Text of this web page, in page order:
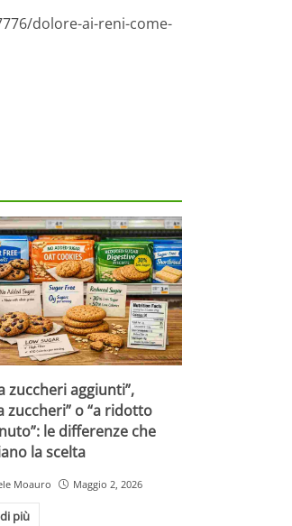
dolore-ai-reni-come-
zuccheri aggiunti”,
zuccheri” o “a ridotto
le differenze che
la scelta
Moauro Maggio 2, 2026
più